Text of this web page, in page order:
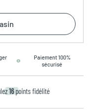
Paiement 100%
sécurisé
16 points fidélité